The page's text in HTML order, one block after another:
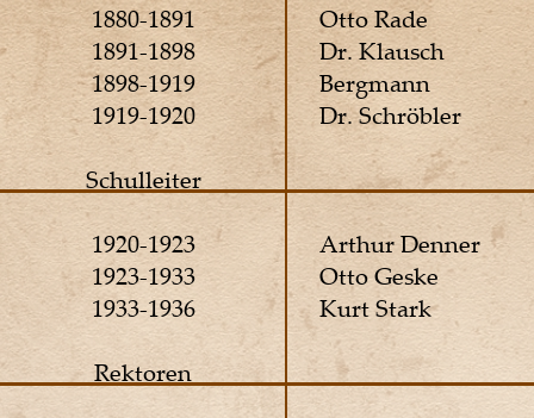
1880-1891
1891-1898
1898-1919
1919-1920
Schulleiter
1920-1923
1923-1933
1933-1936
Rektoren
Otto Rade
Dr. Klausch
Bergmann
Dr. Schröbler
Arthur Denner
Otto Geske
Kurt Stark